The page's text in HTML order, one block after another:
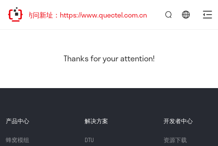
，欢迎访问新址：https://www.quectel.com.cn
Thanks for your attention!
产品中心
蜂窝模组
解决方案
DTU
开发者中心
资源下载